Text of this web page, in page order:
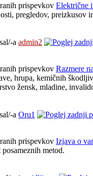
Električne
pregledov, preizkusov
a admin2
Razmere
hrupa, kemičnih
žensk, mladine,
a Oru1
Izjava o
metod.